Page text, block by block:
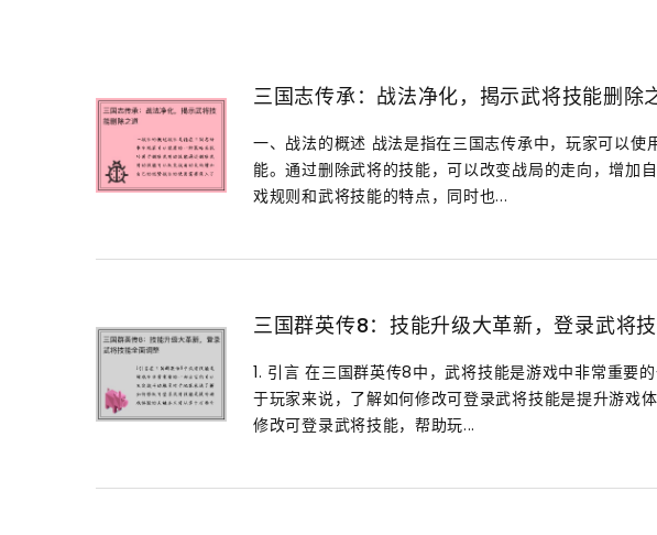
三国志传承：战法净化，揭示武将技能删除
一、战法的概述 战法是指在三国志传承中，玩家可以使
能。通过删除武将的技能，可以改变战局的走向，增加
戏规则和武将技能的特点，同时也...
三国群英传8：技能升级大革新，登录武将
1. 引言 在三国群英传8中，武将技能是游戏中非常重要
于玩家来说，了解如何修改可登录武将技能是提升游戏
修改可登录武将技能，帮助玩...